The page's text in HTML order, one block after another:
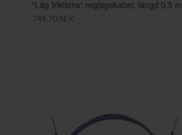
"Låg friktions" reglagekabel, längd 0,5 m
749,70 SEK